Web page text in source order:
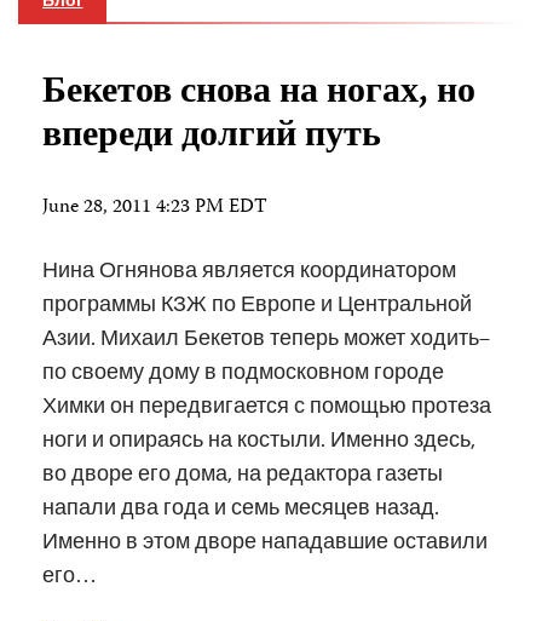
Бекетов снова на ногах, но
впереди долгий путь
June 28, 2011 4:23 PM EDT
Нина Огнянова является координатором
программы КЗЖ по Европе и Центральной
Азии. Михаил Бекетов теперь может ходить–
по своему дому в подмосковном городе
Химки он передвигается с помощью протеза
ноги и опираясь на костыли. Именно здесь,
во дворе его дома, на редактора газеты
напали два года и семь месяцев назад.
Именно в этом дворе нападавшие оставили
его…